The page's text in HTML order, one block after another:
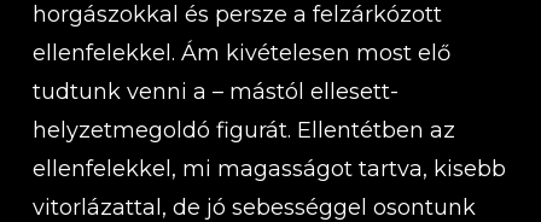
horgászokkal és persze a felzárkózott
ellenfelekkel. Ám kivételesen most elő
tudtunk venni a – mástól ellesett-
helyzetmegoldó figurát. Ellentétben az
ellenfelekkel, mi magasságot tartva, kisebb
vitorlázattal, de jó sebességgel osontunk